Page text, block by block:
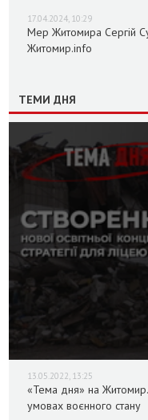
17.04.2024, 10:29
Мер Житомира Сергій
Житомир.info
ТЕМИ ДНЯ
13.05.2022, 13:25
«Тема дня» на
умовах воєнного стану